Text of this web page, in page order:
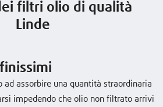
filtri olio di qualità
Linde
ad assorbire una quantità straordinaria
impedendo che olio non filtrato arrivi